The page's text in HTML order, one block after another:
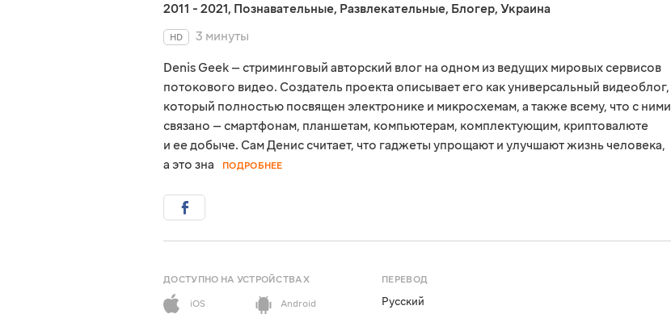
2011 - 2021, Познавательные, Развлекательные, Блогер, Украина
HD
3 минуты
Denis Geek — стриминговый авторский влог на одном из ведущих мировых сервисов
потокового видео. Создатель проекта описывает его как универсальный видеоблог,
который полностью посвящен электронике и микросхемам, а также всему, что с ними
связано — смартфонам, планшетам, компьютерам, комплектующим, криптовалюте
и ее добыче. Сам Денис считает, что гаджеты упрощают и улучшают жизнь человека,
а это зна
ПОДРОБНЕЕ
ДОСТУПНО НА УСТРОЙСТВАХ
iOS
Android
ПЕРЕВОД
Русский